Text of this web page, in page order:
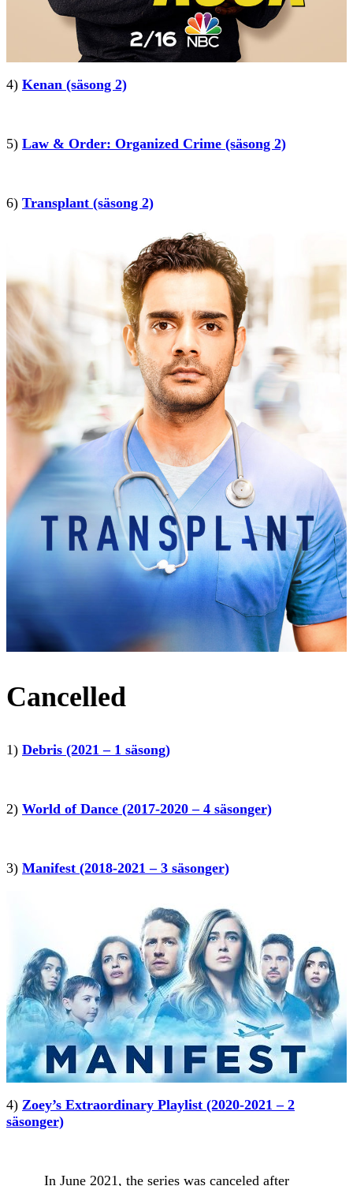
4) Kenan (säsong 2)
5) Law & Order: Organized Crime (säsong 2)
6) Transplant (säsong 2)
Cancelled
1) Debris (2021 – 1 säsong)
2) World of Dance (2017-2020 – 4 säsonger)
3) Manifest (2018-2021 – 3 säsonger)
4) Zoey’s Extraordinary Playlist (2020-2021 – 2
säsonger)
In June 2021, the series was canceled after